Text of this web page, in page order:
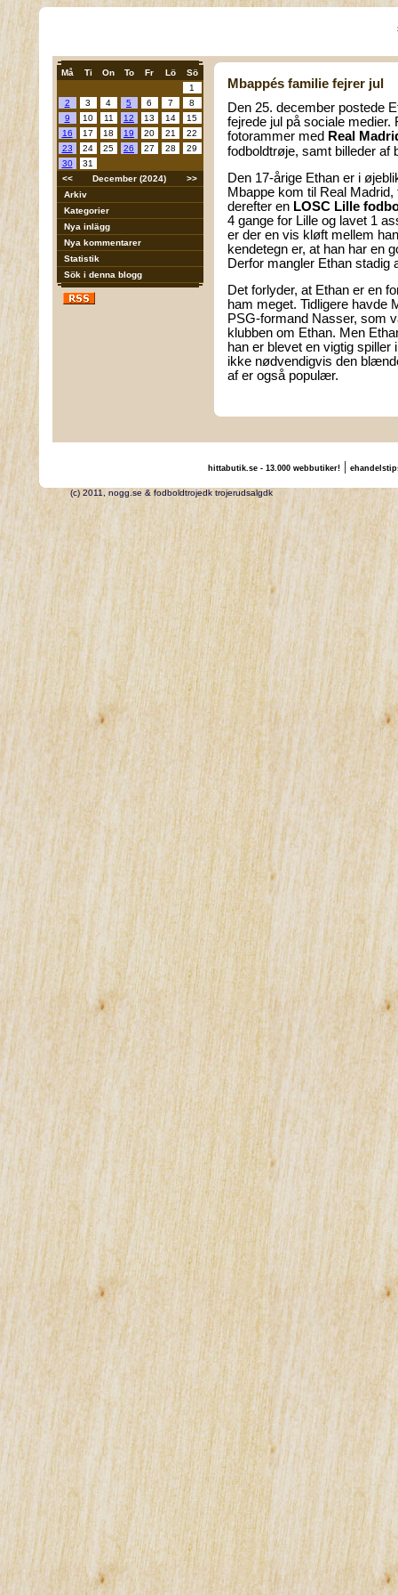
Må Ti On To Fr Lö
Sö
1
2
3 4 5 6 7
8
9
10 11 12 13 14
15
16
17 18 19 20 21
22
23
24 25 26 27 28
29
30
31
<<
December (2024)
>>
Arkiv
Kategorier
Nya inlägg
Nya kommentarer
Statistik
Sök i denna blogg
Mbappés familie fejrer jul
Den 25. december postede
fejrede jul på sociale
fotorammer med Real
fodboldtrøje, samt billeder af
Den 17-årige Ethan er i
Mbappe kom til Real
derefter en LOSC Lille
4 gange for Lille og lavet 1
er der en vis kløft mellem
kendetegn er, at han har en
Derfor mangler Ethan stadig
Det forlyder, at Ethan er en
ham meget. Tidligere havde
PSG-formand Nasser, som
klubben om Ethan. Men
han er blevet en vigtig
ikke nødvendigvis den
af er også populær.
hittabutik.se - 13.000 webbutiker!|
(c) 2011, nogg.se & fodboldtrojedk trojerudsalgdk